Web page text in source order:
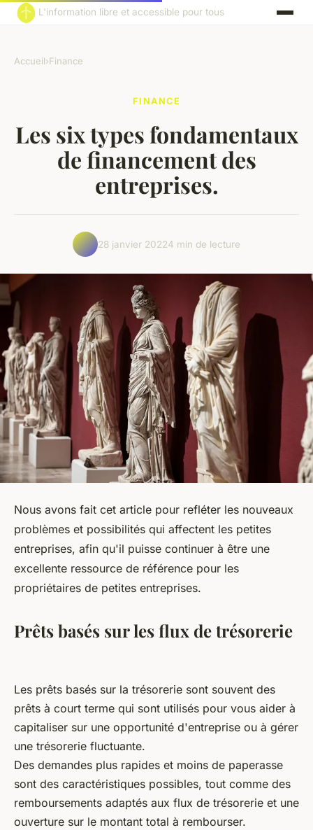
L'information libre et accessible pour tous
Accueil›Finance
FINANCE
Les six types fondamentaux
de financement des
entreprises.
28 janvier 20224 min de lecture
Nous avons fait cet article pour refléter les nouveaux
problèmes et possibilités qui affectent les petites
entreprises, afin qu'il puisse continuer à être une
excellente ressource de référence pour les
propriétaires de petites entreprises.
Prêts basés sur les flux de trésorerie
Les prêts basés sur la trésorerie sont souvent des
prêts à court terme qui sont utilisés pour vous aider à
capitaliser sur une opportunité d'entreprise ou à gérer
une trésorerie fluctuante.
Des demandes plus rapides et moins de paperasse
sont des caractéristiques possibles, tout comme des
remboursements adaptés aux flux de trésorerie et une
ouverture sur le montant total à rembourser.